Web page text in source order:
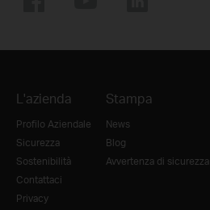
L'azienda
Profilo Aziendale
Sicurezza
Sostenibilità
Contattaci
Privacy
Stampa
News
Blog
Avvertenza di sicurezza